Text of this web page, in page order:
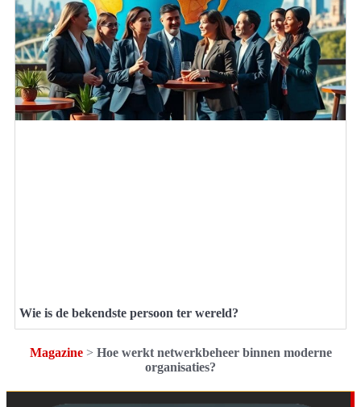
Wie is de bekendste persoon ter wereld?
Magazine> Hoe werkt netwerkbeheer binnen moderne
organisaties?